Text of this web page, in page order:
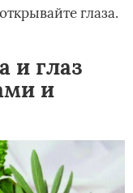
глаза.
и глаз
и